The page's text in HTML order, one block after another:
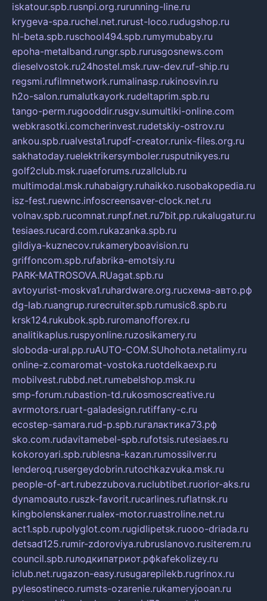
iskatour.spb.rusnpi.org.rurunning-line.ru
krygeva-spa.ruchel.net.rurust-loco.rudugshop.ru
hl-beta.spb.ruschool494.spb.rumymubaby.ru
epoha-metalband.rungr.spb.rurusgosnews.com
dieselvostok.ru24hostel.msk.ruw-dev.ruf-ship.ru
regsmi.rufilmnetwork.rumalinasp.rukinosvin.ru
h2o-salon.rumalutkayork.rudeltaprim.spb.ru
tango-perm.rugooddir.rusgv.sumultiki-online.com
webkrasotki.comcherinvest.rudetskiy-ostrov.ru
ankou.spb.rualvesta1.rupdf-creator.runix-files.org.ru
sakhatoday.ruelektrikersymboler.rusputnikyes.ru
golf2club.msk.ruaeforums.ruzallclub.ru
multimodal.msk.ruhabaigry.ruhaikko.rusobakopedia.ru
isz-fest.ruewnc.infoscreensaver-clock.net.ru
volnav.spb.rucomnat.runpf.net.ru7bit.pp.rukalugatur.ru
tesiaes.rucard.com.rukazanka.spb.ru
gildiya-kuznecov.rukameryboavision.ru
griffoncom.spb.rufabrika-emotsiy.ru
PARK-MATROSOVA.RUagat.spb.ru
avtoyurist-moskva1.ruhardware.org.ruсхема-авто.рф
dg-lab.ruangrup.rurecruiter.spb.rumusic8.spb.ru
krsk124.rukubok.spb.ruromanofforex.ru
analitikaplus.ruspyonline.ruzosikamery.ru
sloboda-ural.pp.ruAUTO-COM.SUhohota.netalimy.ru
online-z.comaromat-vostoka.ruotdelkaexp.ru
mobilvest.rubbd.net.rumebelshop.msk.ru
smp-forum.rubastion-td.rukosmoscreative.ru
avrmotors.ruart-galadesign.rutiffany-c.ru
ecostep-samara.rud-p.spb.ruгалактика73.рф
sko.com.rudavitamebel-spb.rufotsis.rutesiaes.ru
kokoroyari.spb.rublesna-kazan.rumossilver.ru
lenderoq.rusergeydobrin.rutochkazvuka.msk.ru
people-of-art.rubezzubova.ruclubtibet.ruorior-aks.ru
dynamoauto.ruszk-favorit.rucarlines.ruflatnsk.ru
kingbolenskaner.rualex-motor.ruastroline.net.ru
act1.spb.rupolyglot.com.rugidlipetsk.ruooo-driada.ru
detsad125.rumir-zdoroviya.rubruslanovo.rusiterem.ru
council.spb.ruлодкипатриот.рфkafekolizey.ru
iclub.net.rugazon-easy.rusugarepilekb.rugrinox.ru
pylesostineco.rumsts-ozarenie.rukameryjooan.ru